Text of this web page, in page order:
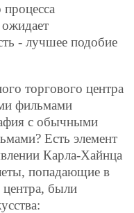
- лучшее подобие
торгового центра
фильмами
с обычными
Есть элемент
Карла-Хайнца
попадающие в
были